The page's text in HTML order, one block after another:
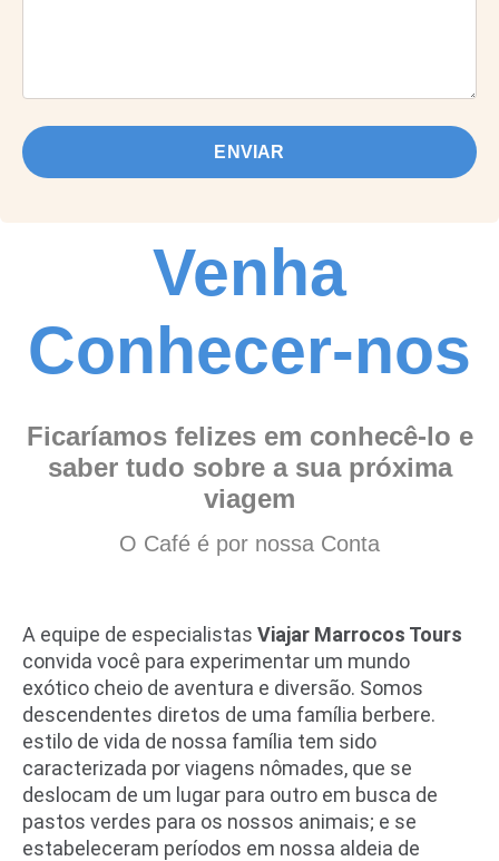
ENVIAR
Venha
Conhecer-nos
Ficaríamos felizes em conhecê-lo e
saber tudo sobre a sua próxima
viagem
O Café é por nossa Conta
A equipe de especialistas Viajar Marrocos Tours
convida você para experimentar um mundo
exótico cheio de aventura e diversão. Somos
descendentes diretos de uma família berbere.
estilo de vida de nossa família tem sido
caracterizada por viagens nômades, que se
deslocam de um lugar para outro em busca de
pastos verdes para os nossos animais; e se
estabeleceram períodos em nossa aldeia de